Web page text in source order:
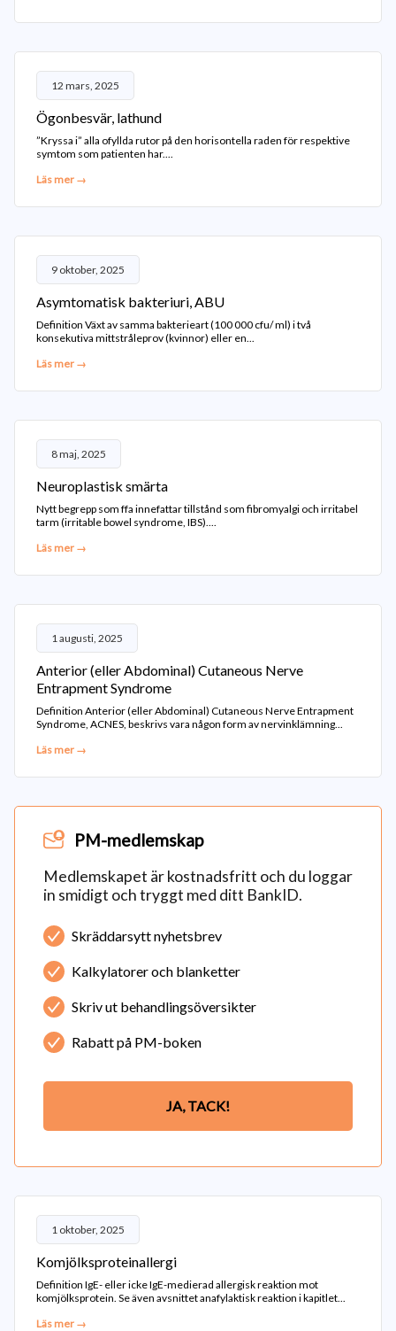
12 mars, 2025
Ögonbesvär, lathund
”Kryssa i” alla ofyllda rutor på den horisontella raden för respektive
symtom som patienten har....
Läs mer →
9 oktober, 2025
Asymtomatisk bakteriuri, ABU
Definition Växt av samma bakterieart (100 000 cfu/ ml) i två
konsekutiva mittstråleprov (kvinnor) eller en...
Läs mer →
8 maj, 2025
Neuroplastisk smärta
Nytt begrepp som ffa innefattar tillstånd som fibromyalgi och irritabel
tarm (irritable bowel syndrome, IBS)....
Läs mer →
1 augusti, 2025
Anterior (eller Abdominal) Cutaneous Nerve
Entrapment Syndrome
Definition Anterior (eller Abdominal) Cutaneous Nerve Entrapment
Syndrome, ACNES, beskrivs vara någon form av nervinklämning...
Läs mer →
PM-medlemskap
Medlemskapet är kostnadsfritt och du loggar
in smidigt och tryggt med ditt BankID.
Skräddarsytt nyhetsbrev
Kalkylatorer och blanketter
Skriv ut behandlingsöversikter
Rabatt på PM-boken
JA, TACK!
1 oktober, 2025
Komjölksproteinallergi
Definition IgE- eller icke IgE-medierad allergisk reaktion mot
komjölksprotein. Se även avsnittet anafylaktisk reaktion i kapitlet...
Läs mer →